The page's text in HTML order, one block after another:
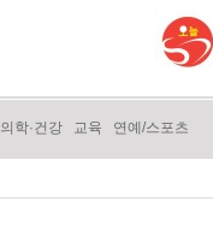
의학·건강 교육 연예/스포츠